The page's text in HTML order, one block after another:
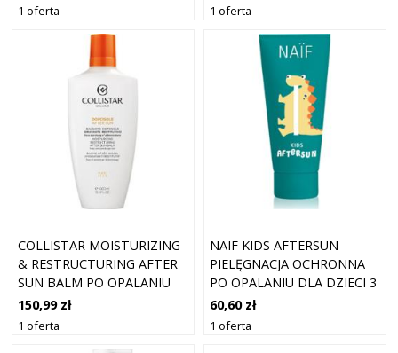
1 oferta 1 oferta
COLLISTAR MOISTURIZING
& RESTRUCTURING AFTER
SUN BALM PO OPALANIU
400 ML
150,99 zł
1 oferta
NAIF KIDS AFTERSUN
PIELĘGNACJA OCHRONNA
PO OPALANIU DLA DZIECI 3
+ 100 ML
60,60 zł
1 oferta